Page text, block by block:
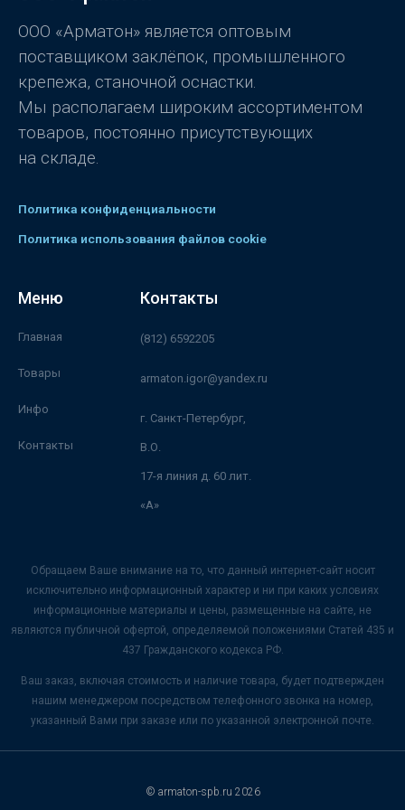
з
ООО «Арматон» является оптовым
поставщиком заклёпок, промышленного
крепежа, станочной оснастки.
Мы располагаем широким ассортиментом
товаров, постоянно присутствующих
на складе.
Политика конфиденциальности
Политика использования файлов cookie
Меню
Главная
Товары
Инфо
Контакты
Контакты
(812) 6592205
armaton.igor@yandex.ru
г. Санкт-Петербург,
В.О.
17-я линия д. 60 лит.
«А»
Обращаем Ваше внимание на то, что данный интернет-сайт носит
исключительно информационный характер и ни при каких условиях
информационные материалы и цены, размещенные на сайте, не
являются публичной офертой, определяемой положениями Статей 435 и
437 Гражданского кодекса РФ.
Ваш заказ, включая стоимость и наличие товара, будет подтвержден
нашим менеджером посредством телефонного звонка на номер,
указанный Вами при заказе или по указанной электронной почте.
© armaton-spb.ru 2026